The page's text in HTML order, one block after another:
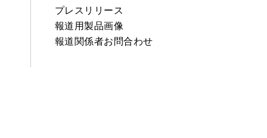
プレスリリース
報道用製品画像
報道関係者お問合わせ